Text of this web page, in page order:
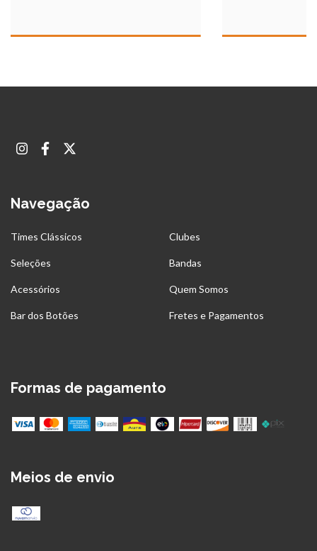
Navegação
Times Clássicos Clubes
Seleções Bandas
Acessórios Quem Somos
Bar dos Botões Fretes e Pagamentos
Formas de pagamento
Meios de envio